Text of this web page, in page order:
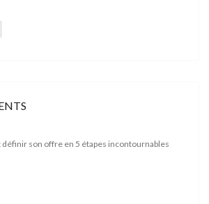
son offre en 5 étapes incontournables